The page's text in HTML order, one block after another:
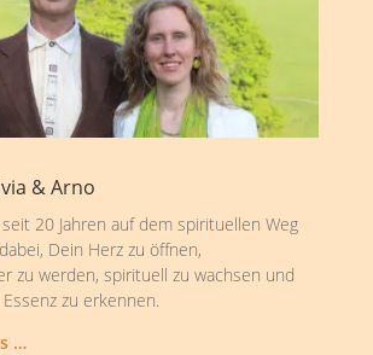
& Arno
20 Jahren auf dem spirituellen Weg
Dein Herz zu öffnen,
zu werden, spirituell zu wachsen und
zu erkennen.
…